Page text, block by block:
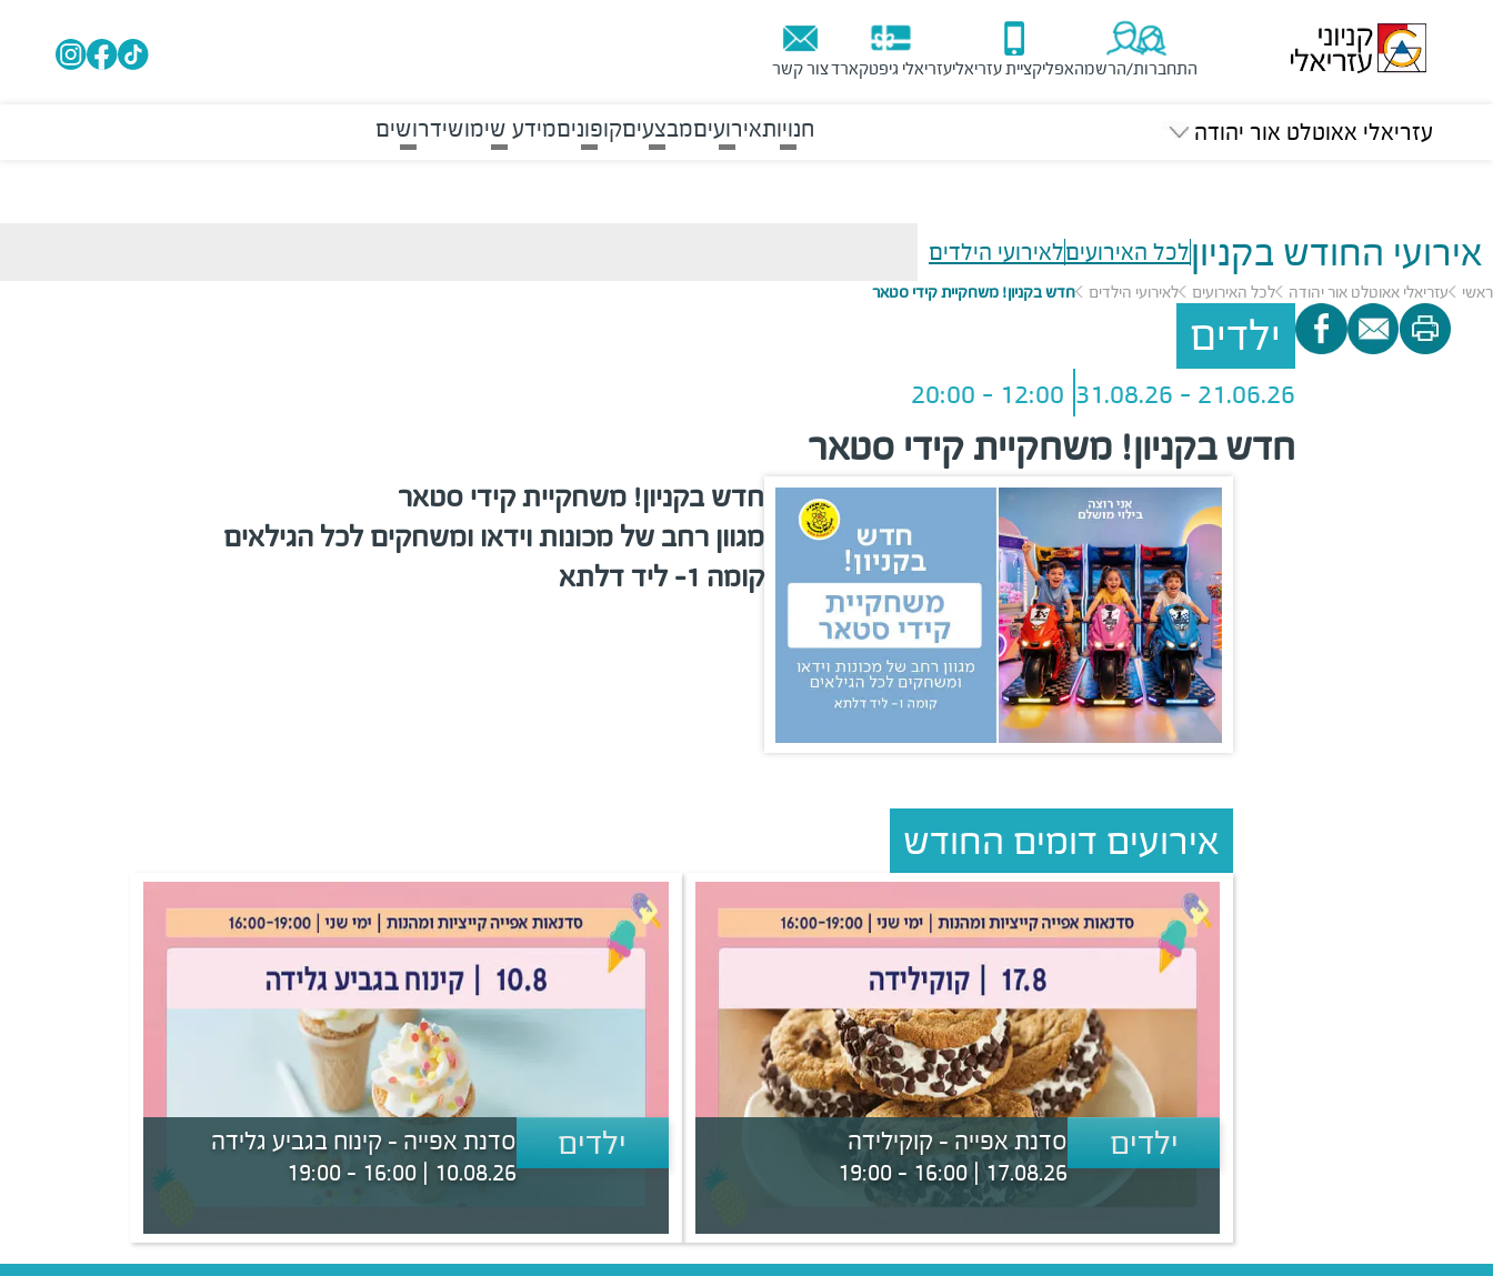
התחברות/הרשמהאפליקציית עזריאליעזריאלי גיפטקארדצור קשר
עזריאלי אאוטלט אור יהודה חנויותאירועיםמבצעיםקופוניםמידע שימושידרושים
אירועי החודש בקניוןלכל האירועיםלאירועי הילדים
ראשי עזריאלי אאוטלט אור יהודה לכל האירועים לאירועי הילדים חדש בקניון! משחקיית קידי סטאר
ילדים
חדש בקניון! משחקיית קידי סטאר
21.06.26 - 31.08.26
12:00 - 20:00
חדש בקניון! משחקיית קידי סטאר
מגוון רחב של מכונות וידאו ומשחקים לכל הגילאים
קומה 1- ליד דלתא
אירועים דומים החודש
ילדים
סדנת אפייה - קוקילידה
17.08.26 | 16:00 - 19:00
ילדים
סדנת אפייה - קינוח בגביע גלידה
10.08.26 | 16:00 - 19:00